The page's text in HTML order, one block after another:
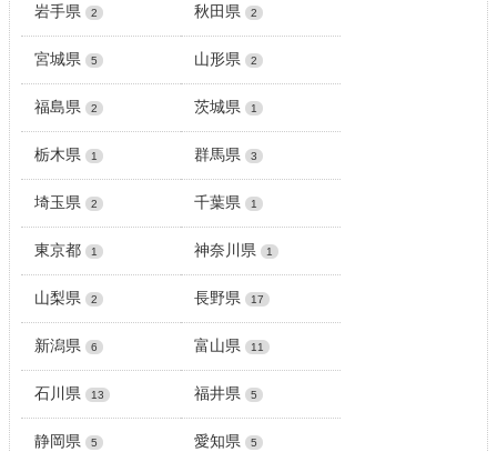
岩手県 2 秋田県 2
宮城県 5 山形県 2
福島県 2 茨城県 1
栃木県 1 群馬県 3
埼玉県 2 千葉県 1
東京都 1 神奈川県 1
山梨県 2 長野県 17
新潟県 6 富山県 11
石川県 13 福井県 5
静岡県 5 愛知県 5